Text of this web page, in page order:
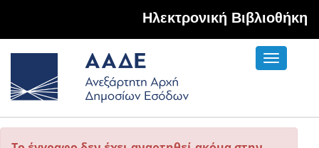
Hλεκτρονική Βιβλιοθήκη
Toggle